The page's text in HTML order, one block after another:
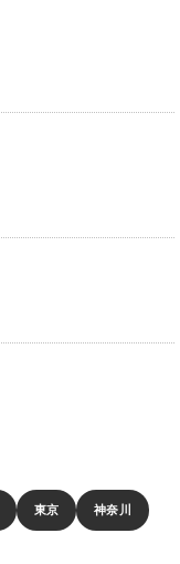
東京 神奈川